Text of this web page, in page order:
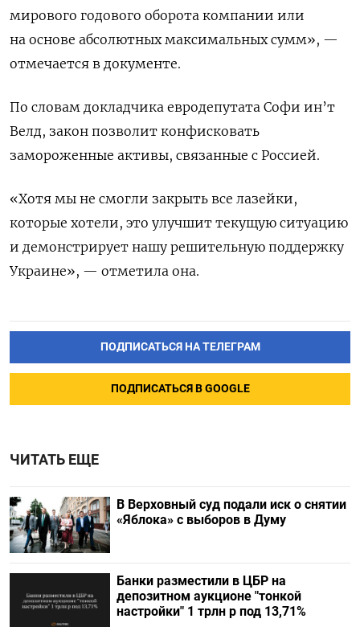
мирового годового оборота компании или
на основе абсолютных максимальных сумм», —
отмечается в документе.
По словам докладчика евродепутата Софи ин’т
Велд, закон позволит конфисковать
замороженные активы, связанные с Россией.
«Хотя мы не смогли закрыть все лазейки,
которые хотели, это улучшит текущую ситуацию
и демонстрирует нашу решительную поддержку
Украине», — отметила она.
ПОДПИСАТЬСЯ НА ТЕЛЕГРАМ
ПОДПИСАТЬСЯ В GOOGLE
ЧИТАТЬ ЕЩЕ
В Верховный суд подали иск о снятии
«Яблока» с выборов в Думу
Банки разместили в ЦБР на
депозитном аукционе "тонкой
настройки" 1 трлн р под 13,71%